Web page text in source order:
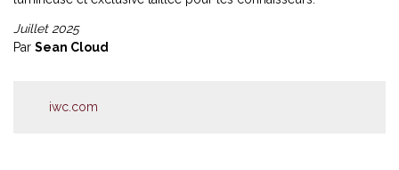
Juillet 2025
Par Sean Cloud
iwc.com